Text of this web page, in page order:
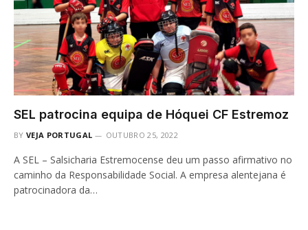
SEL patrocina equipa de Hóquei CF Estremoz
BY VEJA PORTUGAL OUTUBRO 25, 2022
A SEL – Salsicharia Estremocense deu um passo afirmativo no
caminho da Responsabilidade Social. A empresa alentejana é
patrocinadora da…